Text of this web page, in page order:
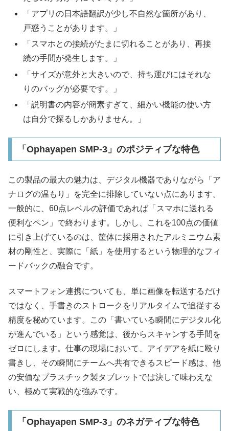
「アプリの日本語翻訳が少し不自然な箇所があり、
戸惑うことがあります。」
「スマホとの接続がたまに切れることがあり、再接
続の手間が発生します。」
「サイズが意外と大きいので、持ち運びにはそれな
りのバッグが必要です。」
「説明書の内容が簡素すぎて、細かい機能の使い方
は自分で探るしかありません。」
「Ophayapen SMP-3」のポジティブな特色
この製品の最大の魅力は、デジタル機器でありながら「ア
ナログの温もり」を完全に排除していない点にあります。
一般的に、60点レベルの評価であれば「スマホに送れる
便利なペン」で終わります。しかし、これを100点の価値
に引き上げているのは、筐体に採用されたアルミニウム素
材の剛性と、実際に「紙」を使用するという物理的なフィ
ードバックの融合です。
スマートフォン連携についても、単に画像を転送するだけ
ではなく、手書きのストロークをリアルタイムで追従する
精度を秘めています。この「書いている瞬間にデジタル化
が進んでいる」という感覚は、後からスキャンする手間を
ゼロにします。仕事の現場において、アイデアを紙に殴り
書きし、その瞬間にチームへ共有できるスピード感は、他
の安価なプラスチック製タブレットでは決して味わえな
い、極めて実戦的な強みです。
「Ophayapen SMP-3」のネガティブな特色